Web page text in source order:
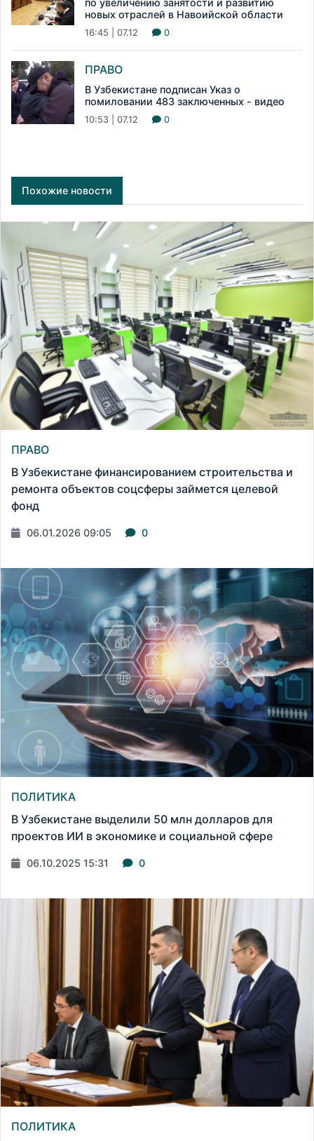
по увеличению занятости и развитию
новых отраслей в Навоийской области
16:45 | 07.12 0
ПРАВО
В Узбекистане подписан Указ о
помиловании 483 заключенных - видео
10:53 | 07.12 0
Похожие новости
ПРАВО
В Узбекистане финансированием строительства и
ремонта объектов соцсферы займется целевой
фонд
06.01.2026 09:05 0
ПОЛИТИКА
В Узбекистане выделили 50 млн долларов для
проектов ИИ в экономике и социальной сфере
06.10.2025 15:31 0
ПОЛИТИКА